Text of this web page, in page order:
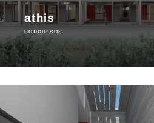
athis
concursos